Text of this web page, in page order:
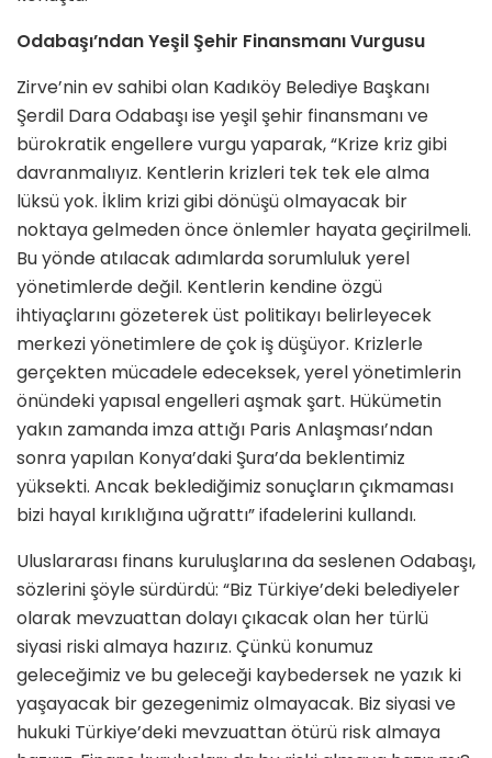
Odabaşı’ndan Yeşil Şehir Finansmanı Vurgusu
Zirve’nin ev sahibi olan Kadıköy Belediye Başkanı
Şerdil Dara Odabaşı ise yeşil şehir finansmanı ve
bürokratik engellere vurgu yaparak, “Krize kriz gibi
davranmalıyız. Kentlerin krizleri tek tek ele alma
lüksü yok. İklim krizi gibi dönüşü olmayacak bir
noktaya gelmeden önce önlemler hayata geçirilmeli.
Bu yönde atılacak adımlarda sorumluluk yerel
yönetimlerde değil. Kentlerin kendine özgü
ihtiyaçlarını gözeterek üst politikayı belirleyecek
merkezi yönetimlere de çok iş düşüyor. Krizlerle
gerçekten mücadele edeceksek, yerel yönetimlerin
önündeki yapısal engelleri aşmak şart. Hükümetin
yakın zamanda imza attığı Paris Anlaşması’ndan
sonra yapılan Konya’daki Şura’da beklentimiz
yüksekti. Ancak beklediğimiz sonuçların çıkmaması
bizi hayal kırıklığına uğrattı” ifadelerini kullandı.
Uluslararası finans kuruluşlarına da seslenen Odabaşı,
sözlerini şöyle sürdürdü: “Biz Türkiye’deki belediyeler
olarak mevzuattan dolayı çıkacak olan her türlü
siyasi riski almaya hazırız. Çünkü konumuz
geleceğimiz ve bu geleceği kaybedersek ne yazık ki
yaşayacak bir gezegenimiz olmayacak. Biz siyasi ve
hukuki Türkiye’deki mevzuattan ötürü risk almaya